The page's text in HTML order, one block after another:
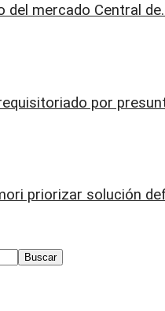
del mercado Central
por
priorizar solución
Buscar